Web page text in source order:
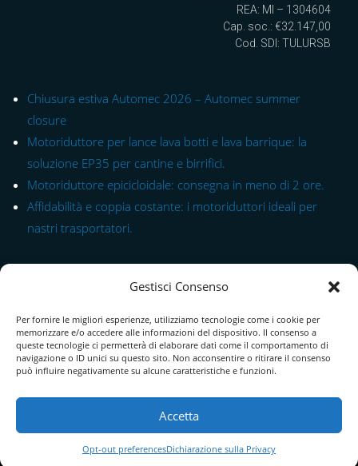
Gestisci Consenso
Per fornire le migliori esperienze, utilizziamo tecnologie come i cookie per
memorizzare e/o accedere alle informazioni del dispositivo. Il consenso a
queste tecnologie ci permetterà di elaborare dati come il comportamento di
navigazione o ID unici su questo sito. Non acconsentire o ritirare il consenso
può influire negativamente su alcune caratteristiche e funzioni.
Accetta
Opt-out preferencesDichiarazione sulla Privacy
REA: MI – 1304604
Cap. soc.: €32.147,00
Cod. SDI: TULURSB
Chiusura estiva Automec 2026 – Automec summer
closure
Motoriduttore per lance lava botti e lava barrique: la
soluzione EP35 per cantine e birrifici.
Motoriduttore epicicloidale: consegna in meno di 2 ore.
Affidabilità e coppia costante: i motoriduttori ideali per
nastri trasportatori.
Chi Siamo
Download Catalogo PDF
Termini e condizioni|Spedizioni, pagamenti e resi